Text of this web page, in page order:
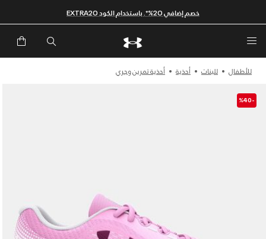
خصم إضافي 20%*. باستخدام الكود EXTRA20
للأطفال للبنات أحذية أحذية تمرين وجري
-%40